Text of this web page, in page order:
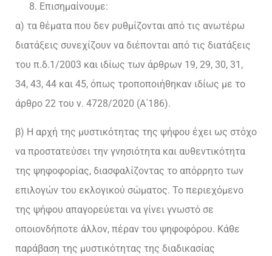
Επισημαίνουμε:
α) τα θέματα που δεν ρυθμίζονται από τις ανωτέρω
διατάξεις συνεχίζουν να διέπονται από τις διατάξεις
του π.δ.1/2003 και ιδίως των άρθρων 19, 29, 30, 31,
34, 43, 44 και 45, όπως τροποποιήθηκαν ιδίως με το
άρθρο 22 του ν. 4728/2020 (Α΄186).
β) Η αρχή της μυστικότητας της ψήφου έχει ως στόχο
να προστατεύσει την γνησιότητα και αυθεντικότητα
της ψηφοφορίας, διασφαλίζοντας το απόρρητο των
επιλογών του εκλογικού σώματος. Το περιεχόμενο
της ψήφου απαγορεύεται να γίνει γνωστό σε
οποιονδήποτε άλλον, πέραν του ψηφοφόρου. Κάθε
παράβαση της μυστικότητας της διαδικασίας